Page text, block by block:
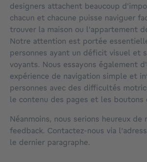
designers attachent beaucoup
chacun et chacune puisse naviguer
trouver la maison ou l'appartement
Notre attention est portée
personnes ayant un déficit visuel et
voyants. Nous essayons également
expérience de navigation simple et
personnes avec des difficultés
le contenu des pages et les boutons
Néanmoins, nous serions heureux de
feedback. Contactez-nous via
le dernier paragraphe.